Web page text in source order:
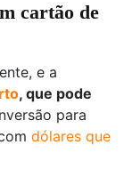
cartão de
e a
, que pode
para
dólares que